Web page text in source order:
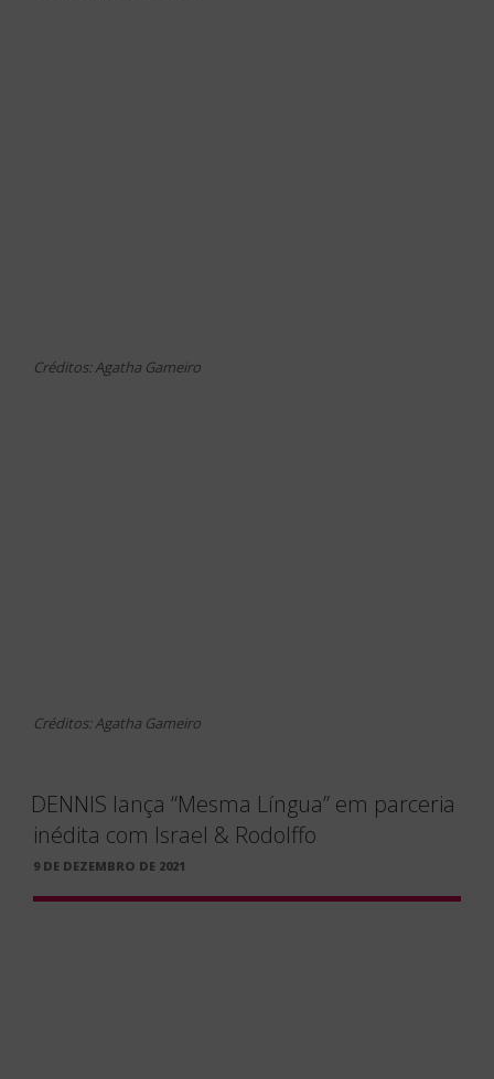
Créditos: Agatha Gameiro
Créditos: Agatha Gameiro
DENNIS lança “Mesma Língua” em parceria
inédita com Israel & Rodolffo
PUBLICADO
9 DE DEZEMBRO DE 2021